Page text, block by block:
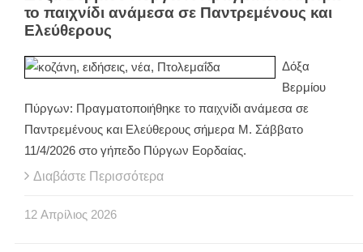
το παιχνίδι ανάμεσα σε Παντρεμένους και
Ελεύθερους
Δόξα
Βερμίου
Πύργων: Πραγματοποιήθηκε το παιχνίδι ανάμεσα σε
Παντρεμένους και Ελεύθερους σήμερα Μ. Σάββατο
11/4/2026 στο γήπεδο Πύργων Εορδαίας.
Διαβάστε Περισσότερα
12 Απρίλιος 2026